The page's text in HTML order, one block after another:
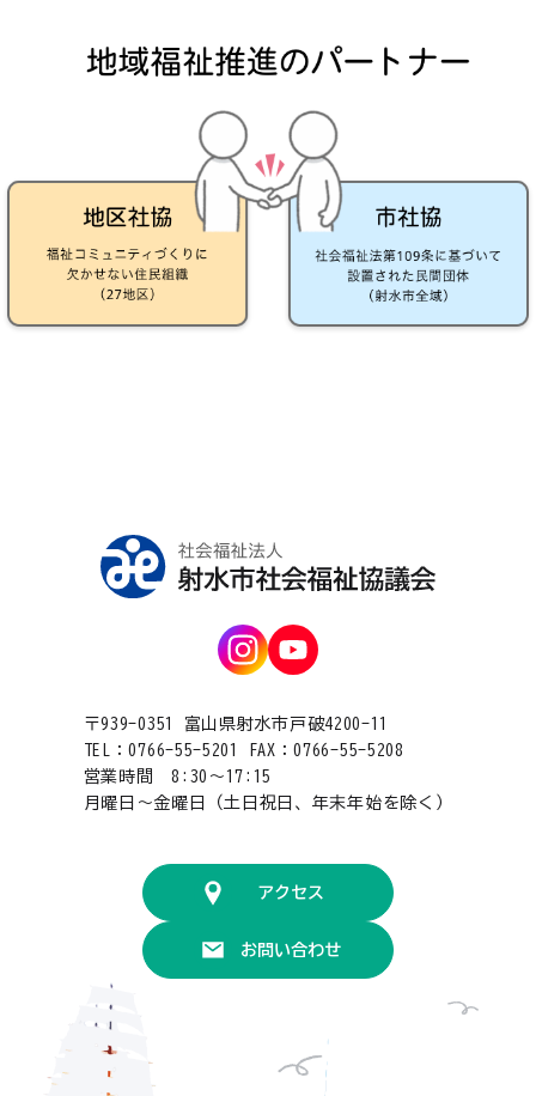
〒939-0351 富山県射水市戸破4200-11
TEL：0766-55-5201 FAX：0766-55-5208
営業時間 8:30〜17:15
月曜日〜金曜日（土日祝日、年末年始を除く）
アクセス
お問い合わせ